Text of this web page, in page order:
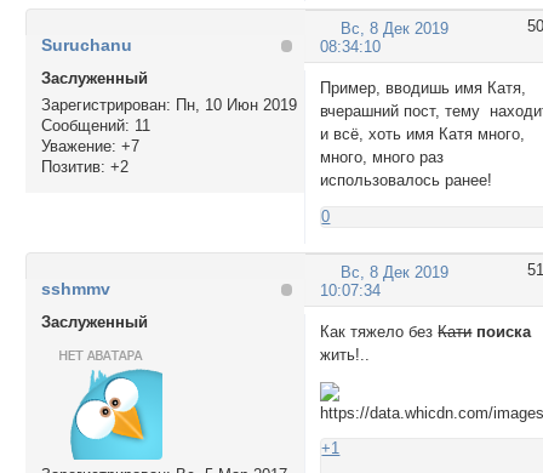
50
Вс, 8 Дек 2019
08:34:10
Suruchanu
Заслуженный
Зарегистрирован: Пн, 10 Июн 2019
Сообщений: 11
Уважение: +7
Позитив: +2
Пример, вводишь имя Катя,
вчерашний пост, тему
и всё, хоть имя Катя много,
много, много раз
использовалось ранее!
0
51
Вс, 8 Дек 2019
10:07:34
sshmmv
Заслуженный
Как тяжело безКати поиска
жить!..
+1